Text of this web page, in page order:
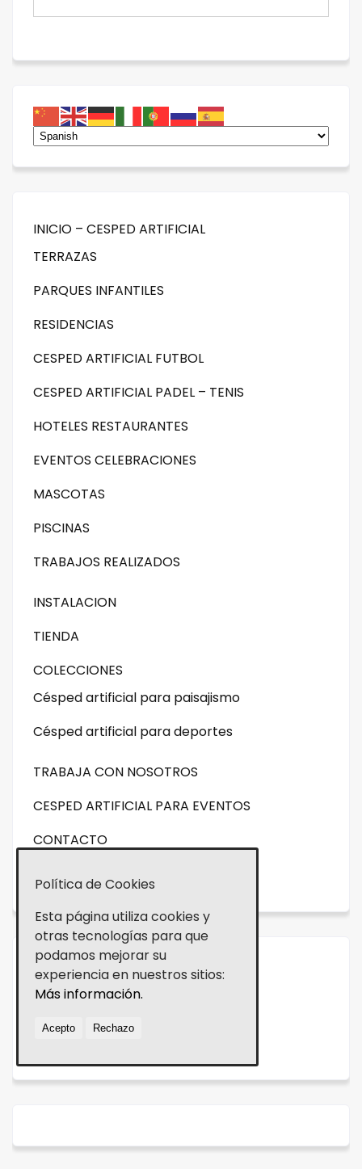
INICIO – CESPED ARTIFICIAL
TERRAZAS
PARQUES INFANTILES
RESIDENCIAS
CESPED ARTIFICIAL FUTBOL
CESPED ARTIFICIAL PADEL – TENIS
HOTELES RESTAURANTES
EVENTOS CELEBRACIONES
MASCOTAS
PISCINAS
TRABAJOS REALIZADOS
INSTALACION
TIENDA
COLECCIONES
Césped artificial para paisajismo
Césped artificial para deportes
TRABAJA CON NOSOTROS
CESPED ARTIFICIAL PARA EVENTOS
CONTACTO
NOVEDADES
Aviso legal
Política de Cookies
Esta página utiliza cookies y
otras tecnologías para que
podamos mejorar su
experiencia en nuestros sitios:
Más información.
Acepto Rechazo